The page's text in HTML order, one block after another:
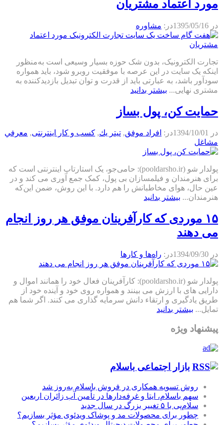
مورد اعتماد مشتریان
در 1395/05/16در: مشاوره
تجارت الکترونیک، بدون شک حوزه بسیار وسیعی است به‌منظور
اینکه یک سایت در این عرصه با موفقیت روبرو شود، باید همواره
سودآور باشد، به عبارتی باید از قدرت و توان تبدیل بازدیدکننده به
مشتری نهایی... بیشتر بدانید
حمایت کن، پول بساز
در 1394/10/01در: افراد موفق, تيتر يك, كسب و كار اينترنتی, معرفي
مشاغل
پولدار شو (pooldarsho.ir): حامی‌جو، یک استارتاپ اینترنتی است که
برای هنرمندان و فیلمسازان بی پول، کمک جمع آوری می کند و در
عین حال، هوای مخاطبانش را هم دارد. با این روش، ضمن این‌که
هنرمندان... بیشتر بدانید
۱۵ موردی که کارآفرینان موفق هر روز انجام
می دهند
در 1394/09/30در: راه‌ها و كارها
پولدار شو (pooldarsho.ir): کارآفرینان فعال خود را همانند اموال و
دارایی های با ارزش می بینند و همواره روی خود و آینده خود از
طریق یادگیری و ارتقاء دانش سرمایه گذاری می کنند. اگر شما هم
تمایل... بیشتر بدانید
پیشنهاد ویژه
بازار اجتماعی باسلام
روش تسویه همکاری در فروش باسلام به‌روز شد
سهم باسلام، ایتا و غرفه‌دارها در تأمین آب زائران اربعین
سلام‌پی با ۵ تغییر بزرگ در سال جدید
چطور برای محصولات مد و پوشاک ویدئوی مؤثر بسازیم؟